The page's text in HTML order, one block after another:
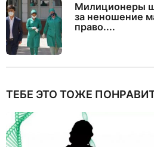
Милиционеры
за неношение
право....
ТЕБЕ ЭТО ТОЖЕ